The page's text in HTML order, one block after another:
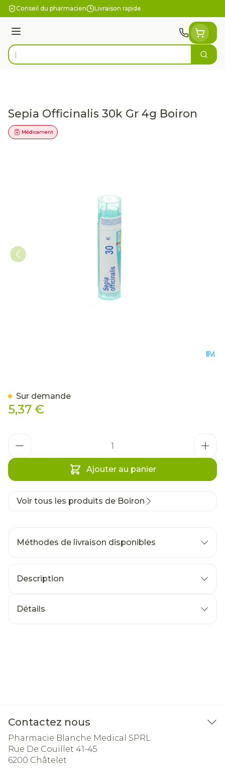
Aller au contenu
Conseil du pharmacien Livraison rapide
Menu
Rechercher
Sepia Officinalis 30k Gr 4g Boiron
Médicament
5,37 €
Ajouter au panier
Sur demande
Voir tous les produits de Boiron
Méthodes de livraison disponibles
Description
Détails
Contactez nous
Pharmacie Blanche Medical SPRL
Rue De Couillet 41-45
6200 Châtelet